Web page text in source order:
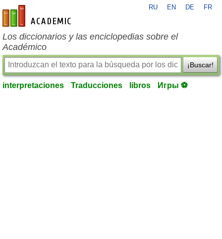
es-academic.com
RU EN DE FR
Los diccionarios y las enciclopedias sobre el
Académico
¡Buscar!
interpretaciones Traducciones libros Игры ⚽